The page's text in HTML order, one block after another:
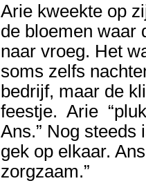
Arie kweekte op
de bloemen waar
naar vroeg. Het
soms zelfs
bedrijf, maar de
feestje. Arie
Ans.” Nog steeds
gek op elkaar.
zorgzaam.”